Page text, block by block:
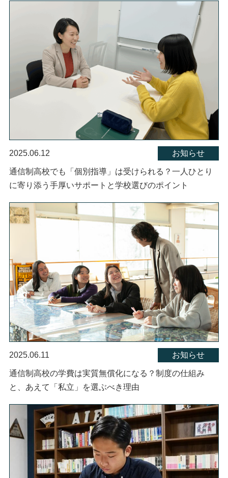
2025.06.12 お知らせ
通信制高校でも「個別指導」は受けられる？一人ひとり
に寄り添う手厚いサポートと学校選びのポイント
2025.06.11 お知らせ
通信制高校の学費は実質無償化になる？制度の仕組み
と、あえて「私立」を選ぶべき理由